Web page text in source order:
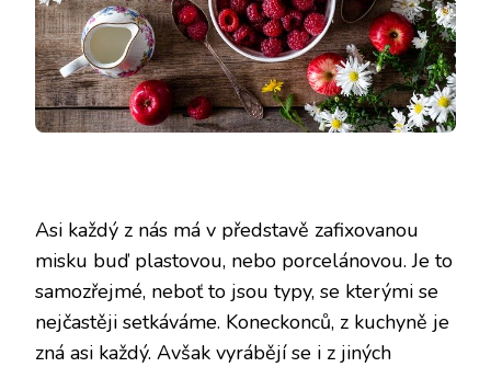
Asi každý z nás má v představě zafixovanou
misku buď plastovou, nebo porcelánovou. Je to
samozřejmé, neboť to jsou typy, se kterými se
nejčastěji setkáváme. Koneckonců, z kuchyně je
zná asi každý. Avšak vyrábějí se i z jiných